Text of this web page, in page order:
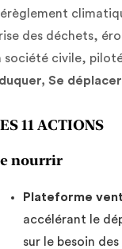
des déchets,
société civile,
Se
11 ACTIONS
nourrir
Plateforme
accélérant le
sur le besoin